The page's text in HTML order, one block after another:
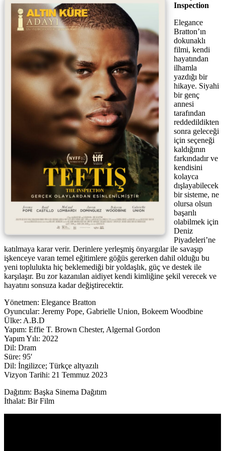
Inspection
Elegance
Bratton’ın
dokunaklı
filmi, kendi
hayatından
ilhamla
yazdığı bir
hikaye. Siyahi
bir genç
annesi
tarafından
reddedildikten
sonra geleceği
için seçeneği
kaldığının
farkındadır ve
kendisini
kolayca
dışlayabilecek
bir sisteme, ne
olursa olsun
başarılı
olabilmek için
Deniz
Piyadeleri’ne
katılmaya karar verir. Derinlere yerleşmiş önyargılar ile savaşıp
işkenceye varan temel eğitimlere göğüs gererken dahil olduğu bu
yeni toplulukta hiç beklemediği bir yoldaşlık, güç ve destek ile
karşılaşır. Bu zor kazanılan aidiyet kendi kimliğine şekil verecek ve
hayatını sonsuza kadar değiştirecektir.
Yönetmen: Elegance Bratton
Oyuncular: Jeremy Pope, Gabrielle Union, Bokeem Woodbine
Ülke: A.B.D
Yapım: Effie T. Brown Chester, Algernal Gordon
Yapım Yılı: 2022
Dil: Dram
Süre: 95′
Dil: İngilizce; Türkçe altyazılı
Vizyon Tarihi: 21 Temmuz 2023
Dağıtım: Başka Sinema Dağıtım
İthalat: Bir Film